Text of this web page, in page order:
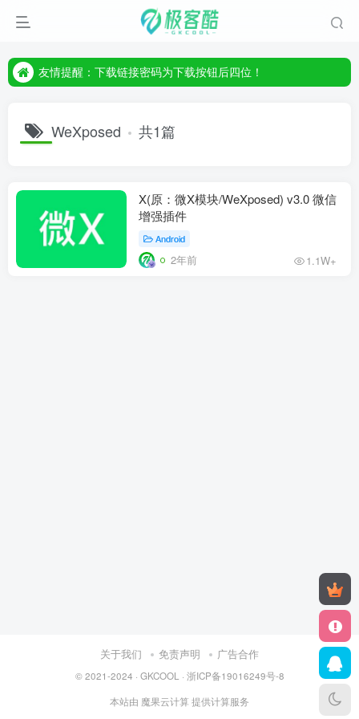
友情提醒：下载链接密码为下载按钮后四位！
友情提醒：下载链接密码为下载按钮后四位！
WeXposed 共1篇
X(原：微X模块/WeXposed) v3.0 微信
增强插件
Android
2年前 1.1W+
关于我们 免责声明 广告合作
© 2021-2024 · GKCOOL · 浙ICP备19016249号-8
本站由 魔果云计算 提供计算服务